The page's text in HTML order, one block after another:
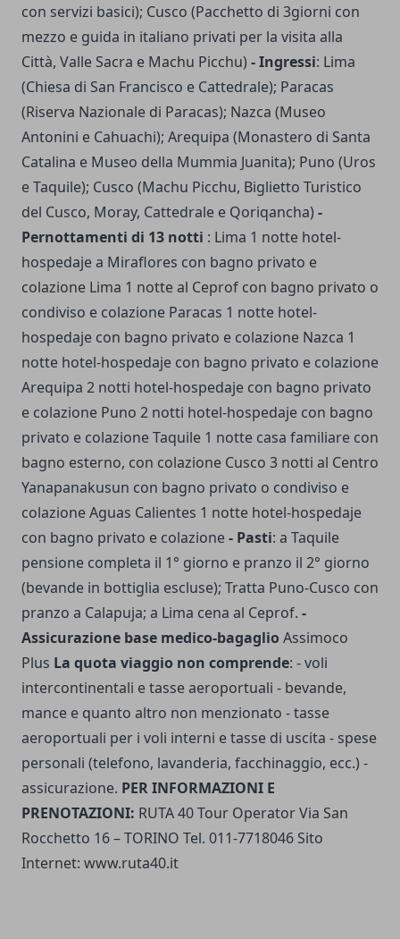
con servizi basici); Cusco (Pacchetto di 3giorni con
mezzo e guida in italiano privati per la visita alla
Città, Valle Sacra e Machu Picchu) - Ingressi: Lima
(Chiesa di San Francisco e Cattedrale); Paracas
(Riserva Nazionale di Paracas); Nazca (Museo
Antonini e Cahuachi); Arequipa (Monastero di Santa
Catalina e Museo della Mummia Juanita); Puno (Uros
e Taquile); Cusco (Machu Picchu, Biglietto Turistico
del Cusco, Moray, Cattedrale e Qoriqancha) -
Pernottamenti di 13 notti : Lima 1 notte hotel-
hospedaje a Miraflores con bagno privato e
colazione Lima 1 notte al Ceprof con bagno privato o
condiviso e colazione Paracas 1 notte hotel-
hospedaje con bagno privato e colazione Nazca 1
notte hotel-hospedaje con bagno privato e colazione
Arequipa 2 notti hotel-hospedaje con bagno privato
e colazione Puno 2 notti hotel-hospedaje con bagno
privato e colazione Taquile 1 notte casa familiare con
bagno esterno, con colazione Cusco 3 notti al Centro
Yanapanakusun con bagno privato o condiviso e
colazione Aguas Calientes 1 notte hotel-hospedaje
con bagno privato e colazione- Pasti: a Taquile
pensione completa il 1° giorno e pranzo il 2° giorno
(bevande in bottiglia escluse); Tratta Puno-Cusco con
pranzo a Calapuja; a Lima cena al Ceprof. -
Assicurazione base medico-bagaglio Assimoco
Plus La quota viaggio non comprende: - voli
intercontinentali e tasse aeroportuali - bevande,
mance e quanto altro non menzionato - tasse
aeroportuali per i voli interni e tasse di uscita - spese
personali (telefono, lavanderia, facchinaggio, ecc.) -
assicurazione. PER INFORMAZIONI E
PRENOTAZIONI: RUTA 40 Tour Operator Via San
Rocchetto 16 – TORINO Tel. 011-7718046 Sito
Internet: www.ruta40.it